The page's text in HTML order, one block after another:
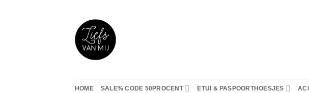
HOME SALE% CODE 50PROCENT ETUI & PASPOORTHOESJES